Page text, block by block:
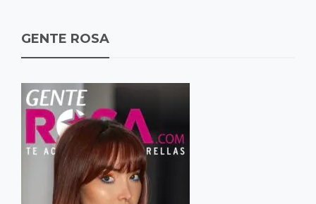
GENTE ROSA